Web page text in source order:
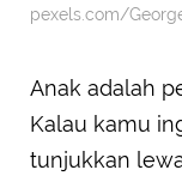
pexels.com/
Anak adalah
Kalau kamu
tunjukkan